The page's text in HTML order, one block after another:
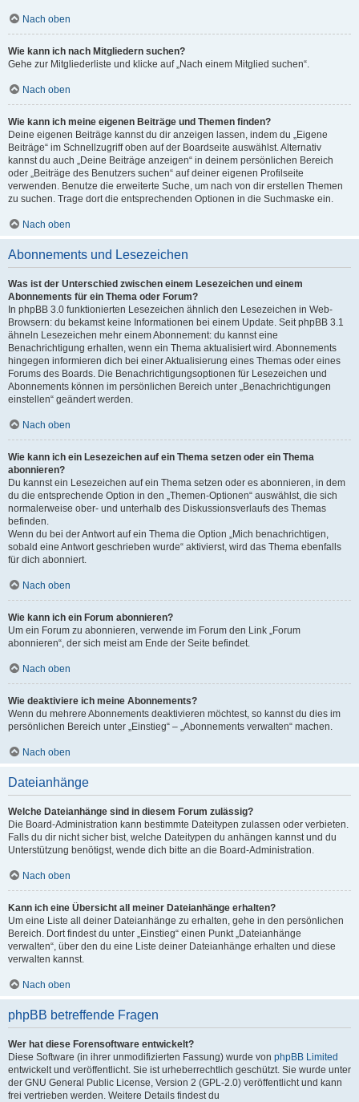
Nach oben
Wie kann ich nach Mitgliedern suchen?
Gehe zur Mitgliederliste und klicke auf „Nach einem Mitglied suchen“.
Nach oben
Wie kann ich meine eigenen Beiträge und Themen finden?
Deine eigenen Beiträge kannst du dir anzeigen lassen, indem du „Eigene
Beiträge“ im Schnellzugriff oben auf der Boardseite auswählst. Alternativ
kannst du auch „Deine Beiträge anzeigen“ in deinem persönlichen Bereich
oder „Beiträge des Benutzers suchen“ auf deiner eigenen Profilseite
verwenden. Benutze die erweiterte Suche, um nach von dir erstellen Themen
zu suchen. Trage dort die entsprechenden Optionen in die Suchmaske ein.
Nach oben
Abonnements und Lesezeichen
Was ist der Unterschied zwischen einem Lesezeichen und einem
Abonnements für ein Thema oder Forum?
In phpBB 3.0 funktionierten Lesezeichen ähnlich den Lesezeichen in Web-
Browsern: du bekamst keine Informationen bei einem Update. Seit phpBB 3.1
ähneln Lesezeichen mehr einem Abonnement: du kannst eine
Benachrichtigung erhalten, wenn ein Thema aktualisiert wird. Abonnements
hingegen informieren dich bei einer Aktualisierung eines Themas oder eines
Forums des Boards. Die Benachrichtigungsoptionen für Lesezeichen und
Abonnements können im persönlichen Bereich unter „Benachrichtigungen
einstellen“ geändert werden.
Nach oben
Wie kann ich ein Lesezeichen auf ein Thema setzen oder ein Thema
abonnieren?
Du kannst ein Lesezeichen auf ein Thema setzen oder es abonnieren, in dem
du die entsprechende Option in den „Themen-Optionen“ auswählst, die sich
normalerweise ober- und unterhalb des Diskussionsverlaufs des Themas
befinden.
Wenn du bei der Antwort auf ein Thema die Option „Mich benachrichtigen,
sobald eine Antwort geschrieben wurde“ aktivierst, wird das Thema ebenfalls
für dich abonniert.
Nach oben
Wie kann ich ein Forum abonnieren?
Um ein Forum zu abonnieren, verwende im Forum den Link „Forum
abonnieren“, der sich meist am Ende der Seite befindet.
Nach oben
Wie deaktiviere ich meine Abonnements?
Wenn du mehrere Abonnements deaktivieren möchtest, so kannst du dies im
persönlichen Bereich unter „Einstieg“ – „Abonnements verwalten“ machen.
Nach oben
Dateianhänge
Welche Dateianhänge sind in diesem Forum zulässig?
Die Board-Administration kann bestimmte Dateitypen zulassen oder verbieten.
Falls du dir nicht sicher bist, welche Dateitypen du anhängen kannst und du
Unterstützung benötigst, wende dich bitte an die Board-Administration.
Nach oben
Kann ich eine Übersicht all meiner Dateianhänge erhalten?
Um eine Liste all deiner Dateianhänge zu erhalten, gehe in den persönlichen
Bereich. Dort findest du unter „Einstieg“ einen Punkt „Dateianhänge
verwalten“, über den du eine Liste deiner Dateianhänge erhalten und diese
verwalten kannst.
Nach oben
phpBB betreffende Fragen
Wer hat diese Forensoftware entwickelt?
Diese Software (in ihrer unmodifizierten Fassung) wurde von phpBB Limited
entwickelt und veröffentlicht. Sie ist urheberrechtlich geschützt. Sie wurde unter
der GNU General Public License, Version 2 (GPL-2.0) veröffentlicht und kann
frei vertrieben werden. Weitere Details findest du